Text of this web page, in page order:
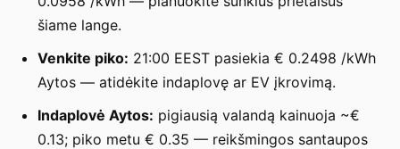
šiame lange.
Venkite piko: 21:00 EEST pasiekia € 0.2498 /kWh
Aytos — atidėkite indaplovę ar EV įkrovimą.
Indaplovė Aytos: pigiausią valandą kainuoja ~€
0.13; piko metu € 0.35 — reikšmingos santaupos